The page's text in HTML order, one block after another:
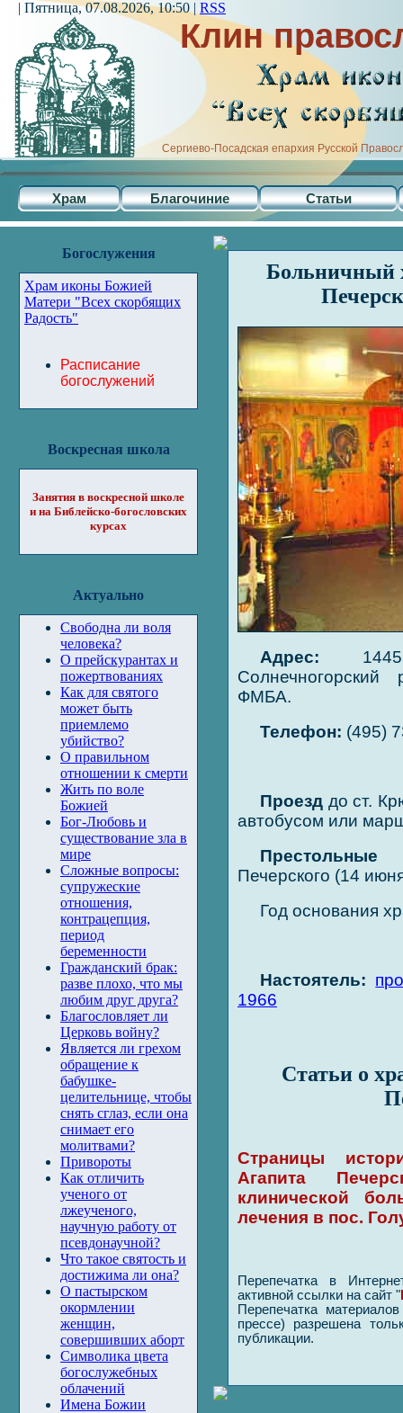
Клин
Сергиево-Посадская епархия Русской
Храм Благочиние Статьи
| Пятница, 07.08.2026, 10:50 | RSS
Богослужения
Храм иконы Божией
Матери "Всех скорбящих
Радость"
Расписание
богослужений
Воскресная школа
Занятия в воскресной школе
и на Библейско-богословских
курсах
Актуально
Свободна ли воля
человека?
О прейскурантах и
пожертвованиях
Как для святого
может быть
приемлемо
убийство?
О правильном
отношении к смерти
Жить по воле
Божией
Бог-Любовь и
существование зла в
мире
Сложные вопросы:
супружеские
отношения,
контрацепция,
период
беременности
Гражданский брак:
разве плохо, что мы
любим друг друга?
Благословляет ли
Церковь войну?
Является ли грехом
обращение к
бабушке-
целительнице, чтобы
снять сглаз, если она
снимает его
молитвами?
Привороты
Как отличить
ученого от
лжеученого,
научную работу от
псевдонаучной?
Что такое святость и
достижима ли она?
О пастырском
окормлении
женщин,
совершивших аборт
Символика цвета
богослужебных
облачений
Имена Божии
Больничный
Адрес:
ФМБА.
Телефон: (495)
Проезд до ст.
автобусом или
Престольные
Печерского (14
Год основания
Настоятель:
1966
Статьи о
Страницы
Агапита
клинической
лечения в пос.
Перепечатка в
активной ссылки на сайт "
Перепечатка
прессе) разрешена
публикации.